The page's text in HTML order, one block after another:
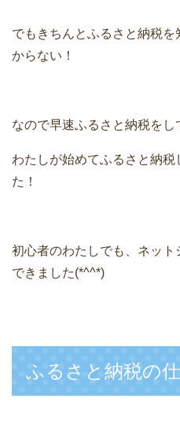
でもきちんとふるさと納税
からない！
なので早速ふるさと納税をし
わたしが始めてふるさと納税
た！
初心者のわたしでも、ネッ
できました(*^^*)
ふるさと納税の